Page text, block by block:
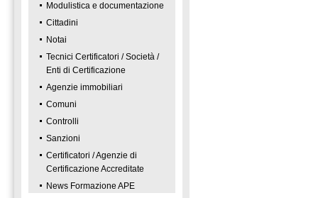
Modulistica e documentazione
Cittadini
Notai
Tecnici Certificatori / Società /
Enti di Certificazione
Agenzie immobiliari
Comuni
Controlli
Sanzioni
Certificatori / Agenzie di
Certificazione Accreditate
News Formazione APE